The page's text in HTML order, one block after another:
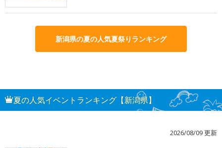
新潟県の夏の人気夏祭りランキング
夏の人気イベントランキング【新潟県】
2026/08/09 更新